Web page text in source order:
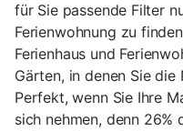
für Sie passende Filter
Ferienwohnung zu
Ferienhaus und
Gärten, in denen Sie
Perfekt, wenn Sie Ihre
sich nehmen, denn 26%